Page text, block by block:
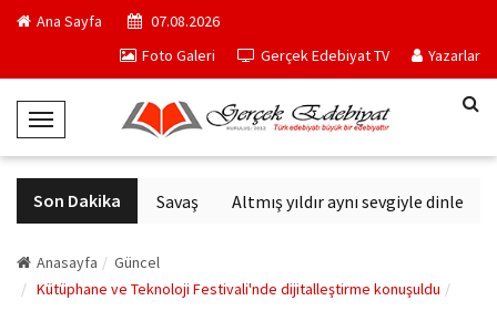
Ana Sayfa
07.08.2026
Foto Galeri
Gerçek Edebiyat TV Yazarlar
T
o
g
g
e
N
Son Dakika
Altıncı Nesil Savaş Altmış yıldır aynı sevgiyle dinlenen
Anasayfa
Güncel
Kütüphane ve Teknoloji Festivali'nde dijitalleştirme konuşuldu